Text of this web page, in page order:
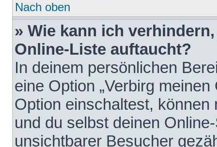
Nach oben
» Wie kann ich
Online-Liste auftaucht?
In deinem persönlichen
eine Option „Verbirg
Option einschaltest,
und du selbst deinen
unsichtbarer Besucher